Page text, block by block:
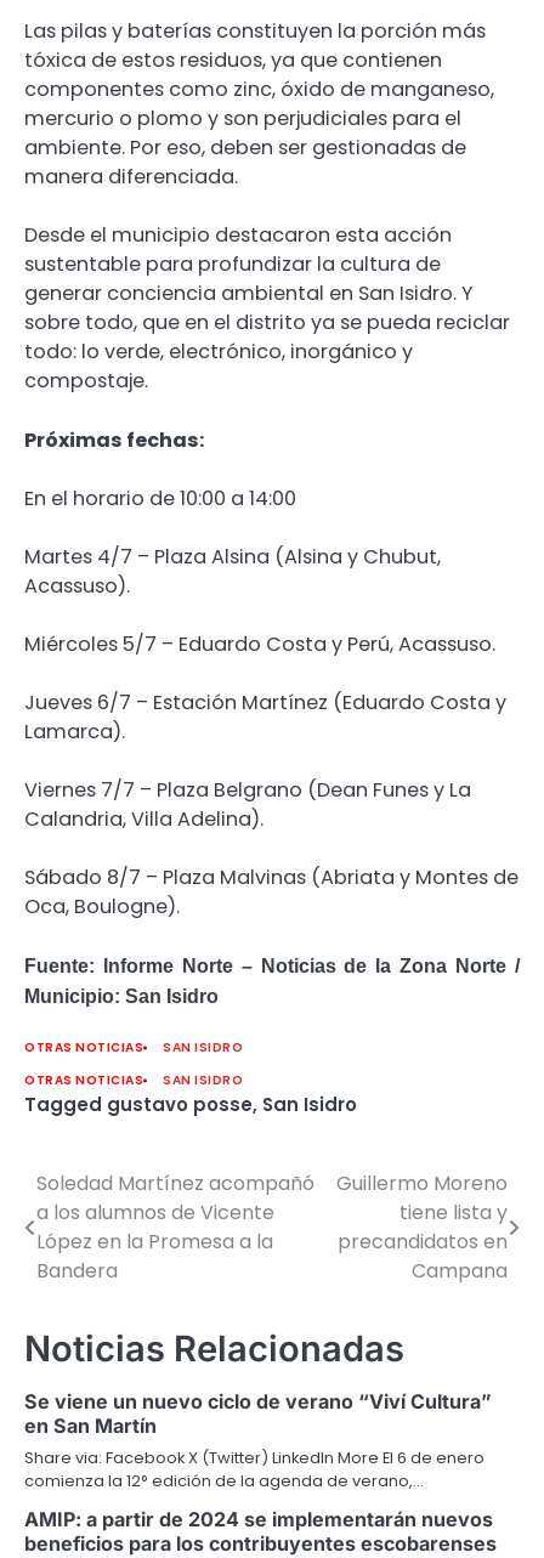
Las pilas y baterías constituyen la porción más
tóxica de estos residuos, ya que contienen
componentes como zinc, óxido de manganeso,
mercurio o plomo y son perjudiciales para el
ambiente. Por eso, deben ser gestionadas de
manera diferenciada.
Desde el municipio destacaron esta acción
sustentable para profundizar la cultura de
generar conciencia ambiental en San Isidro. Y
sobre todo, que en el distrito ya se pueda reciclar
todo: lo verde, electrónico, inorgánico y
compostaje.
Próximas fechas:
En el horario de 10:00 a 14:00
Martes 4/7 – Plaza Alsina (Alsina y Chubut,
Acassuso).
Miércoles 5/7 – Eduardo Costa y Perú, Acassuso.
Jueves 6/7 – Estación Martínez (Eduardo Costa y
Lamarca).
Viernes 7/7 – Plaza Belgrano (Dean Funes y La
Calandria, Villa Adelina).
Sábado 8/7 – Plaza Malvinas (Abriata y Montes de
Oca, Boulogne).
Fuente: Informe Norte – Noticias de la Zona Norte /
Municipio: San Isidro
OTRAS NOTICIAS
SAN ISIDRO
OTRAS NOTICIAS
SAN ISIDRO
Tagged gustavo posse, San Isidro
Navegación
de
entradas
Soledad Martínez acompañó
a los alumnos de Vicente
López en la Promesa a la
Bandera
Guillermo Moreno
tiene lista y
precandidatos en
Campana
Noticias Relacionadas
Se viene un nuevo ciclo de verano “Viví Cultura”
en San Martín
Share via: Facebook X (Twitter) LinkedIn More El 6 de enero
comienza la 12° edición de la agenda de verano,…
AMIP: a partir de 2024 se implementarán nuevos
beneficios para los contribuyentes escobarenses